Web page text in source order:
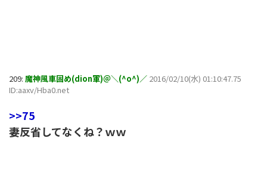
209: 魔神風車固め(dion軍)＠＼(^o^)／ 2016/02/10(水) 01:10:47.75
ID:aaxv/Hba0.net
>>75
妻反省してなくね？ｗｗ